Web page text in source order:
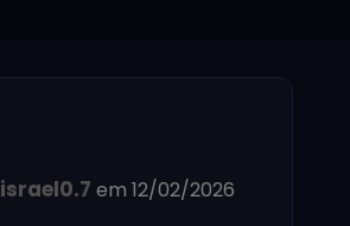
israel0.7 em 12/02/2026